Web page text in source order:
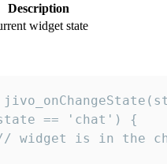
Description
widget state
== 'chat') {
widget is in the